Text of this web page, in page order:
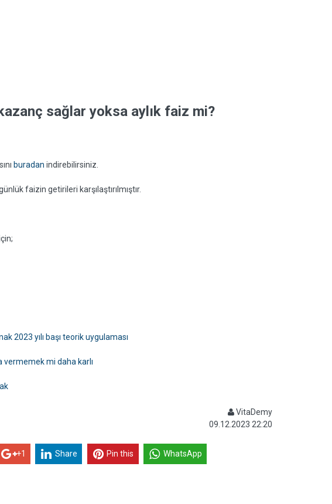
sağlar yoksa aylık faiz mi?
buradan indirebilirsiniz.
faizin getirileri karşılaştırılmıştır.
2023 yılı başı teorik uygulaması
vermemek mi daha karlı
VitaDemy
09.12.2023 22:20
+1 Share Pin this WhatsApp